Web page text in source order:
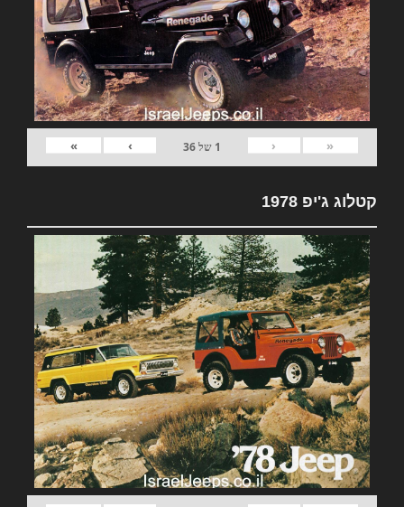
«
‹
1 של36
›
»
קטלוג ג'יפ 1978